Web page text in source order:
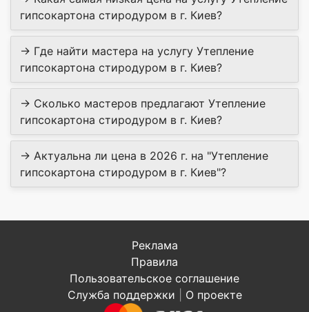
гипсокартона стиродуром в г. Киев?
→ Где найти мастера на услугу Утепление
гипсокартона стиродуром в г. Киев?
→ Сколько мастеров предлагают Утепление
гипсокартона стиродуром в г. Киев?
→ Актуальна ли цена в 2026 г. на "Утепление
гипсокартона стиродуром в г. Киев"?
Реклама
Правила
Пользовательское соглашение
Служба поддержки
О проекте